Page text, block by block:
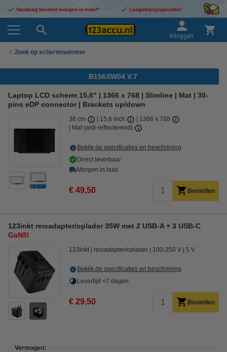
Vandaag besteld morgen in huis!* Laagsteprijsgarantie!
Inloggen
Zoek op schermnummer
B156XW04 V.7
Laptop LCD scherm 15,6" | 1366 x 768 | Slimline | Mat | 30-
pins eDP connector | Brackets up/down
36 cm 15,6 inch
1366 x 768
Mat (anti-reflecterend)
Bekijk de specificaties en beschrijving
Direct leverbaar
Morgen in huis
€ 49,50 Bestellen
123inkt reisadapter/oplader 35W met 2 USB-A + 3 USB-C
GaN5!
5
123inkt reisadapter/oplader 100-250 V 5 V
Bekijk de specificaties en beschrijving
Levertijd <7 dagen
€ 29,50 Bestellen
Vermogen: